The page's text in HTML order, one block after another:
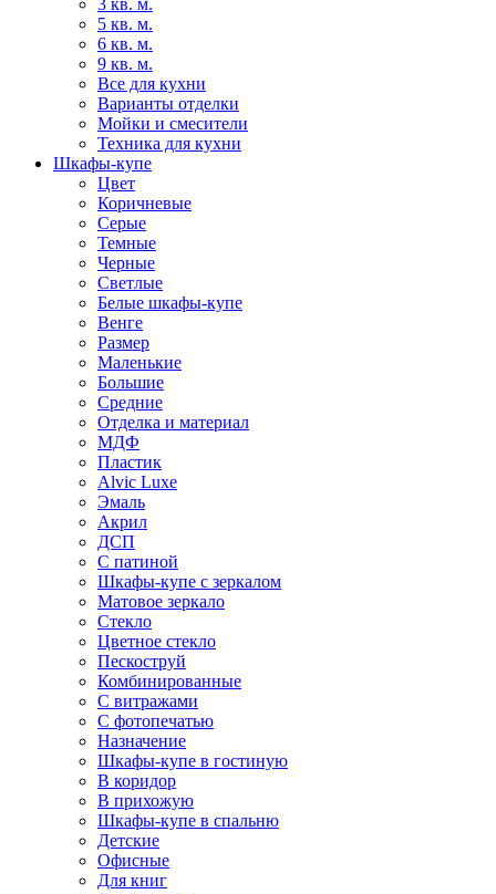
3 кв. м.
5 кв. м.
6 кв. м.
9 кв. м.
Все для кухни
Варианты отделки
Мойки и смесители
Техника для кухни
Шкафы-купе
Цвет
Коричневые
Серые
Темные
Черные
Светлые
Белые шкафы-купе
Венге
Размер
Маленькие
Большие
Средние
Отделка и материал
МДФ
Пластик
Alvic Luxe
Эмаль
Акрил
ДСП
С патиной
Шкафы-купе с зеркалом
Матовое зеркало
Стекло
Цветное стекло
Пескоструй
Комбинированные
С витражами
С фотопечатью
Назначение
Шкафы-купе в гостиную
В коридор
В прихожую
Шкафы-купе в спальню
Детские
Офисные
Для книг